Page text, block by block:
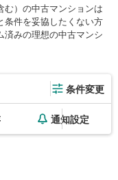
む）の中古マンションは
条件を妥協したくない方
済みの理想の中古マンシ
条件変更
通知設定